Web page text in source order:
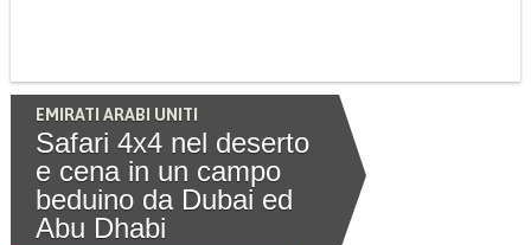
EMIRATI ARABI UNITI
Safari 4x4 nel deserto
e cena in un campo
beduino da Dubai ed
Abu Dhabi